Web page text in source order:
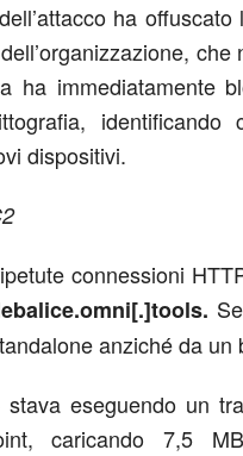
ha
ha immediatamente
identificando
dispositivi.
connessioni
anziché da un
eseguendo un
caricando 7,5